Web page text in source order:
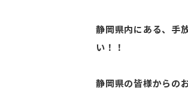
静岡県内にある、手
い！！
静岡県の皆様からの